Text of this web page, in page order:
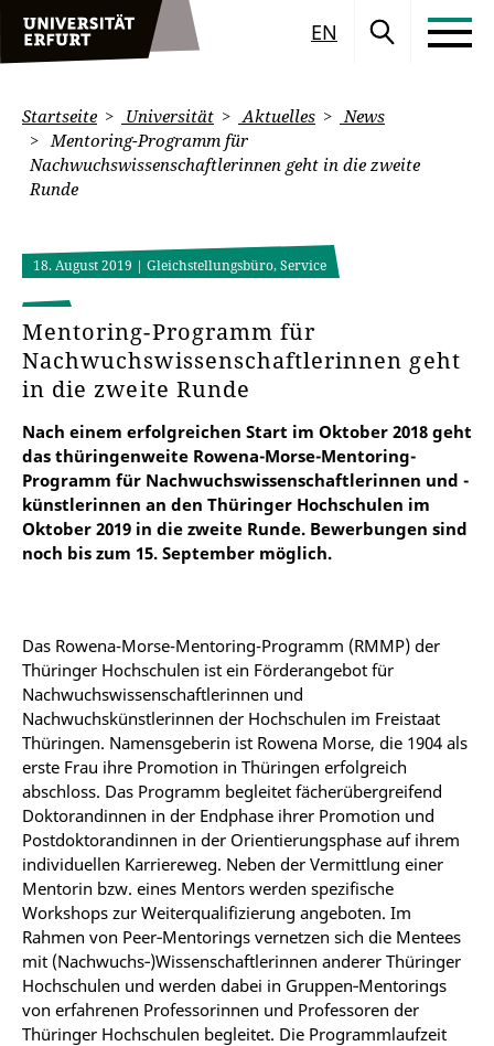
EN
Startseite Universität Aktuelles
News
Mentoring-Programm für
Nachwuchswissenschaftlerinnen geht in die zweite
Runde
18. August 2019 | Gleichstellungsbüro, Service
Mentoring-Programm für
Nachwuchswissenschaftlerinnen geht
in die zweite Runde
Nach einem erfolgreichen Start im Oktober 2018 geht
das thüringenweite Rowena-Morse-Mentoring-
Programm für Nachwuchswissenschaftlerinnen und -
künstlerinnen an den Thüringer Hochschulen im
Oktober 2019 in die zweite Runde. Bewerbungen sind
noch bis zum 15. September möglich.
Das Rowena-Morse-Mentoring-Programm (RMMP) der
Thüringer Hochschulen ist ein Förderangebot für
Nachwuchswissenschaftlerinnen und
Nachwuchskünstlerinnen der Hochschulen im Freistaat
Thüringen. Namensgeberin ist Rowena Morse, die 1904 als
erste Frau ihre Promotion in Thüringen erfolgreich
abschloss. Das Programm begleitet fächerübergreifend
Doktorandinnen in der Endphase ihrer Promotion und
Postdoktorandinnen in der Orientierungsphase auf ihrem
individuellen Karriereweg. Neben der Vermittlung einer
Mentorin bzw. eines Mentors werden spezifische
Workshops zur Weiterqualifizierung angeboten. Im
Rahmen von Peer‐Mentorings vernetzen sich die Mentees
mit (Nachwuchs‐)Wissenschaftlerinnen anderer Thüringer
Hochschulen und werden dabei in Gruppen‐Mentorings
von erfahrenen Professorinnen und Professoren der
Thüringer Hochschulen begleitet. Die Programmlaufzeit